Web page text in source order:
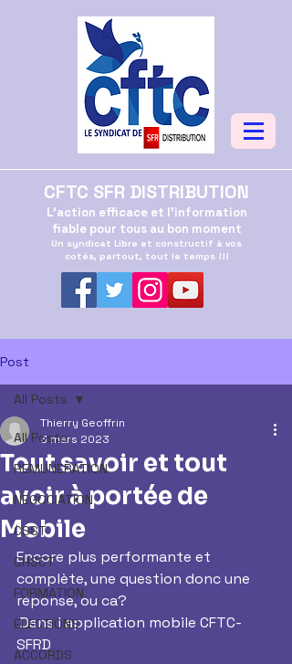
CFTC SFR DISTRIBUTION
L'action efficace et l'information
fiable pour tous au bon moment
Un syndicat Libre et constructif à vos
cotés, partout, tout le temps !!!
Post
All Posts
REMUNERATION
NEGOCIATION
CSST
CHSCT
FORMATION
ELECTIONS
ACCORDS
All Posts
Tout savoir et tout
avoir à portée de
Mobile
Thierry Geoffrin
3 mars 2023
Encore plus performante et
complète, une question donc une
réponse, ou ca?
Dans l application mobile CFTC-
SFRD